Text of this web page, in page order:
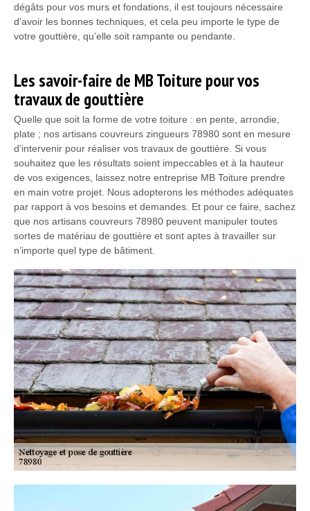
dégâts pour vos murs et fondations, il est toujours nécessaire
d’avoir les bonnes techniques, et cela peu importe le type de
votre gouttière, qu’elle soit rampante ou pendante.
Les savoir-faire de MB Toiture pour vos
travaux de gouttière
Quelle que soit la forme de votre toiture : en pente, arrondie,
plate ; nos artisans couvreurs zingueurs 78980 sont en mesure
d’intervenir pour réaliser vos travaux de gouttière. Si vous
souhaitez que les résultats soient impeccables et à la hauteur
de vos exigences, laissez notre entreprise MB Toiture prendre
en main votre projet. Nous adopterons les méthodes adéquates
par rapport à vos besoins et demandes. Et pour ce faire, sachez
que nos artisans couvreurs 78980 peuvent manipuler toutes
sortes de matériau de gouttière et sont aptes à travailler sur
n’importe quel type de bâtiment.